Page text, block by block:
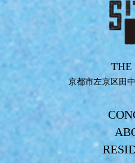
THE
京都市左京区田